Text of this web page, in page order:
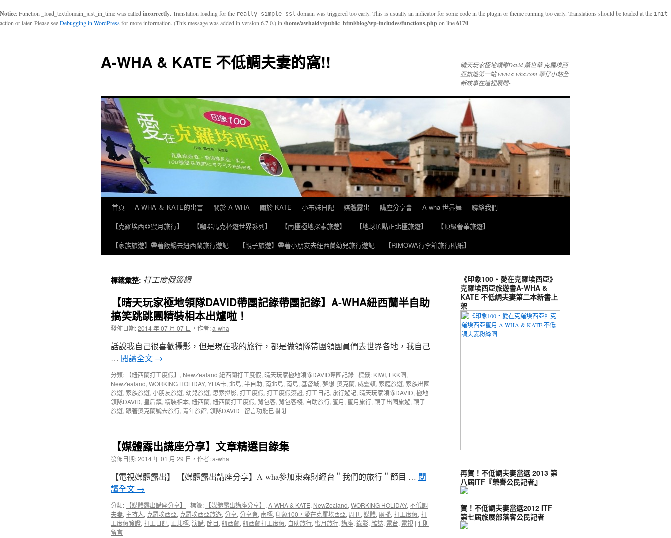
Notice: Function _load_textdomain_just_in_time was called incorrectly. Translation loading for the really-simple-ssl domain was triggered too early. This is usually an indicator for some code in the plugin or theme running too early. Translations should be loaded at the init
action or later. Please seeDebugging in WordPressfor more information. (This message was added in version 6.7.0.) in /home/awhaidv/public_html/blog/wp-includes/functions.phpon line6170
A-WHA & KATE 不低調夫妻的窩!!
晴天玩家極地領隊David 蕭世華 克羅埃西
亞旅遊第一站 www.a-wha.com 華仔小站全
新故事在這裡展開~
內
首頁 A-WHA ＆ KATE的出書 關於 A-WHA 關於 KATE 小布妹日記 媒體露出 講座分享會 A-wha 世界舞
聯絡我們
【克羅埃西亞蜜月旅行】
【咖啡馬克杯遊世界系列】 【南極極地探索旅遊】 【地球頂點正北極旅遊】
【頂級奢華旅遊】
【家族旅遊】帶著飯鍋去紐西蘭旅行遊記
【親子旅遊】帶著小朋友去紐西蘭幼兒旅行遊記 【RIMOWA行李箱旅行貼紙】
標籤彙整: 打工度假簽證
【晴天玩家極地領隊DAVID帶團記錄帶團記錄】A-WHA紐西蘭半自助
搞笑跳跳團精裝相本出爐啦！
發佈日期:2014 年 07 月 07 日 ， 作者:a-wha
話說我自己很喜歡攝影，但是現在我的旅行，都是做領隊帶團領團員們去世界各地，我自己
… 閱讀全文 →
分類: 【紐西蘭打工度假】 , NewZealand 紐西蘭打工度假, 晴天玩家極地領隊DAVID帶團記錄 | 標籤: KIWI, LKK團,
NewZealand, WORKING HOLIDAY, YHA卡, 北島, 半自助, 南北島, 南島, 基督城, 夢想, 奧克蘭, 威靈頓, 家庭旅遊, 家族出國
旅遊, 家族旅遊, 小朋友旅遊, 幼兒旅遊, 思索攝影, 打工度假, 打工度假簽證, 打工日記, 旅行遊記, 晴天玩家領隊DAVID, 極地
領隊DAVID, 皇后鎮, 精裝相本, 紐西蘭, 紐西蘭打工度假, 背包客, 背包客棧, 自助旅行, 蜜月, 蜜月旅行, 親子出國旅遊, 親子
旅遊, 跟著奧克蘭號去旅行, 青年旅館, 領隊DAVID | 在
家
領
隊
團
記
錄
留言功能已關閉
【媒體露出講座分享】文章精選目錄集
發佈日期:2014 年 01 月 29 日 ， 作者:a-wha
【電視媒體露出】 【媒體露出講座分享】A-wha參加東森財經台＂我們的旅行＂節目 … 閱
讀全文 →
分類: 【媒體露出講座分享】 | 標籤: 【媒體露出講座分享】 , A-WHA & KATE, NewZealand, WORKING HOLIDAY, 不低調
夫妻, 主持人, 克羅埃西亞, 克羅埃西亞旅遊, 分享, 分享會, 南極, 印象100，愛在克羅埃西亞, 周刊, 媒體, 廣播, 打工度假, 打
工度假簽證, 打工日記, 正北極, 演講, 節目, 紐西蘭, 紐西蘭打工度假, 自助旅行, 蜜月旅行, 講座, 錄影, 雜誌, 電台, 電視 | 1 則
留言
《印象100‧愛在克羅埃西亞》
克羅埃西亞旅遊書A-WHA &
KATE 不低調夫妻第二本新書上
架
再賀！不低調夫妻當選 2013 第
八屆ITF『榮譽公民記者』
賀！不低調夫妻當選2012 ITF
第七屆旅展部落客公民記者